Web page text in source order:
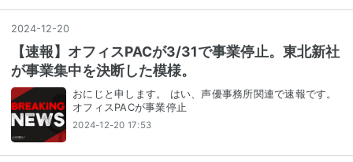
2024-12-20
【速報】オフィスPACが3/31で事業停止。東北新社
が事業集中を決断した模様。
おにじと申します。 はい、声優事務所関連で速報です。
オフィスPACが事業停止
2024-12-20 17:53